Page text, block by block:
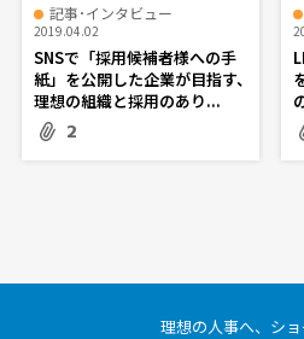
記事･インタビュー
2019.04.02
SNSで「採用候補者様への手
紙」を公開した企業が目指す、
理想の組織と採用のあり...
2
理想の人事へ、シ